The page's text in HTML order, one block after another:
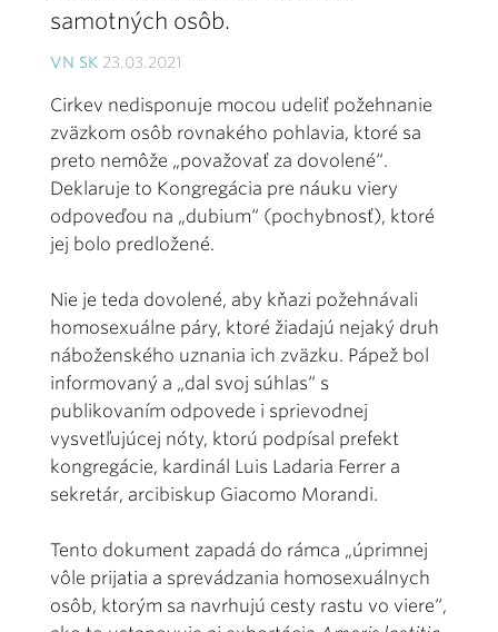
samotných osôb.
VN SK 23.03.2021
Cirkev nedisponuje mocou udeliť požehnanie
zväzkom osôb rovnakého pohlavia, ktoré sa
preto nemôže „považovať za dovolené“.
Deklaruje to Kongregácia pre náuku viery
odpoveďou na „dubium“ (pochybnosť), ktoré
jej bolo predložené.
Nie je teda dovolené, aby kňazi požehnávali
homosexuálne páry, ktoré žiadajú nejaký druh
náboženského uznania ich zväzku. Pápež bol
informovaný a „dal svoj súhlas“ s
publikovaním odpovede i sprievodnej
vysvetľujúcej nóty, ktorú podpísal prefekt
kongregácie, kardinál Luis Ladaria Ferrer a
sekretár, arcibiskup Giacomo Morandi.
Tento dokument zapadá do rámca „úprimnej
vôle prijatia a sprevádzania homosexuálnych
osôb, ktorým sa navrhujú cesty rastu vo viere“,